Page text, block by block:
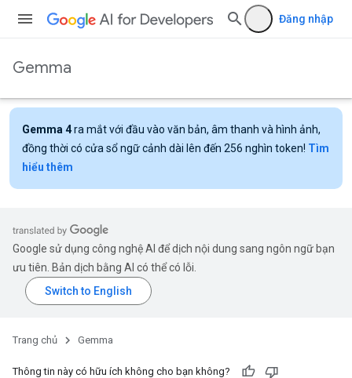
Đăng nhập
Gemma
Gemma 4ra mắt với đầu vào văn bản, âm thanh và hình ảnh,
đồng thời có cửa sổ ngữ cảnh dài lên đến 256 nghìn token! Tìm
hiểu thêm
Google sử dụng công nghệ AI để dịch nội dung sang ngôn ngữ bạn
ưu tiên. Bản dịch bằng AI có thể có lỗi.
Trang chủ Gemma
Thông tin này có hữu ích không cho bạn không?